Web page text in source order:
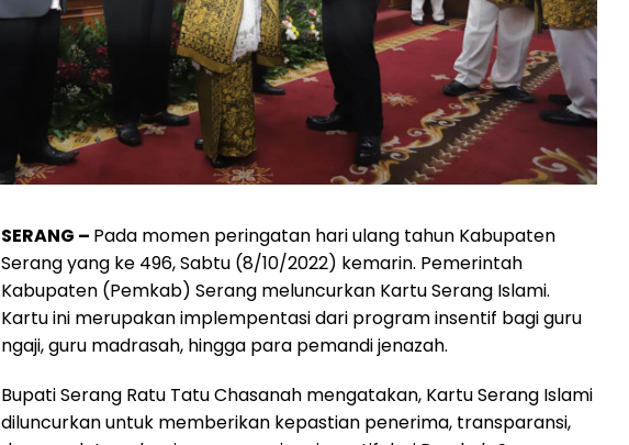
SERANG – Pada momen peringatan hari ulang tahun Kabupaten
Serang yang ke 496, Sabtu (8/10/2022) kemarin. Pemerintah
Kabupaten (Pemkab) Serang meluncurkan Kartu Serang Islami.
Kartu ini merupakan implempentasi dari program insentif bagi guru
ngaji, guru madrasah, hingga para pemandi jenazah.
Bupati Serang Ratu Tatu Chasanah mengatakan, Kartu Serang Islami
diluncurkan untuk memberikan kepastian penerima, transparansi,